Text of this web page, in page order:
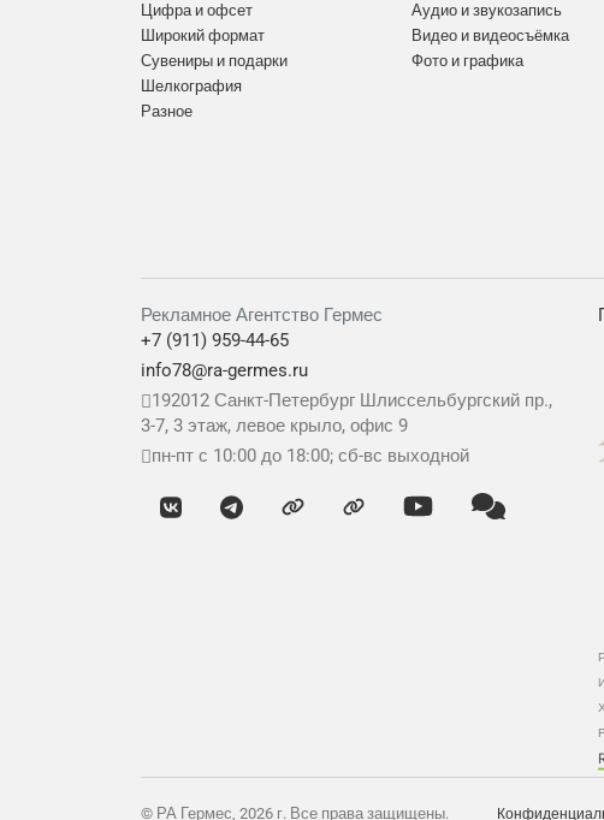
Цифра и офсет
Широкий формат
Сувениры и подарки
Шелкография
Разное
Аудио и звукозапись
Видео и видеосъёмка
Фото и графика
Рекламное Агентство Гермес
+7 (911) 959-44-65
info78@ra-germes.ru
192012 Санкт-Петербург Шлиссельбургский пр.,
3-7, 3 этаж, левое крыло, офис 9
пн-пт с 10:00 до 18:00; сб-вс выходной
© РА Гермес, 2026 г. Все права защищены.